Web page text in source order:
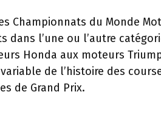
Championnats du Monde
dans l’une ou l’autre
Honda aux moteurs
de l’histoire des
de Grand Prix.